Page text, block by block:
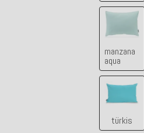
manzana
aqua
türkis
türkis